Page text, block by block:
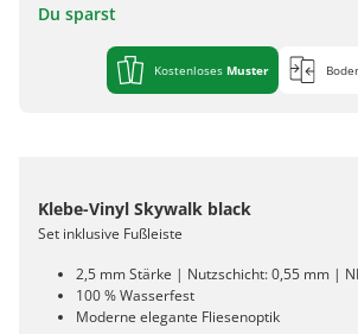
Du sparst
Kostenloses Muster
Klebe-Vinyl Skywalk black
Set inklusive Fußleiste
2,5 mm Stärke | Nutzschicht: 0,55 mm |
100 % Wasserfest
Moderne elegante Fliesenoptik